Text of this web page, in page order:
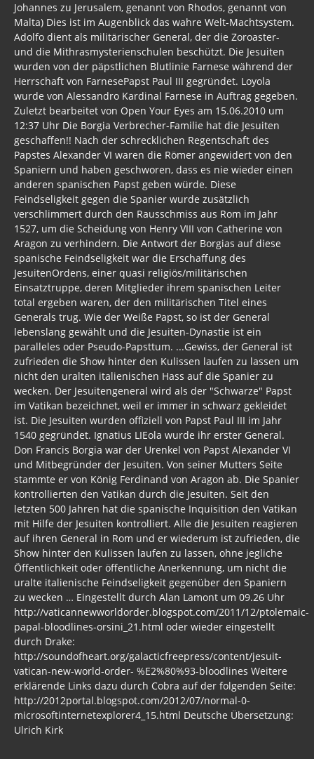
Johannes zu Jerusalem, genannt von Rhodos, genannt von
Malta) Dies ist im Augenblick das wahre Welt-Machtsystem.
Adolfo dient als militärischer General, der die Zoroaster-
und die Mithrasmysterienschulen beschützt. Die Jesuiten
wurden von der päpstlichen Blutlinie Farnese während der
Herrschaft von FarnesePapst Paul III gegründet. Loyola
wurde von Alessandro Kardinal Farnese in Auftrag gegeben.
Zuletzt bearbeitet von Open Your Eyes am 15.06.2010 um
12:37 Uhr Die Borgia Verbrecher-Familie hat die Jesuiten
geschaffen!! Nach der schrecklichen Regentschaft des
Papstes Alexander VI waren die Römer angewidert von den
Spaniern und haben geschworen, dass es nie wieder einen
anderen spanischen Papst geben würde. Diese
Feindseligkeit gegen die Spanier wurde zusätzlich
verschlimmert durch den Rausschmiss aus Rom im Jahr
1527, um die Scheidung von Henry VIII von Catherine von
Aragon zu verhindern. Die Antwort der Borgias auf diese
spanische Feindseligkeit war die Erschaffung des
JesuitenOrdens, einer quasi religiös/militärischen
Einsatztruppe, deren Mitglieder ihrem spanischen Leiter
total ergeben waren, der den militärischen Titel eines
Generals trug. Wie der Weiße Papst, so ist der General
lebenslang gewählt und die Jesuiten-Dynastie ist ein
paralleles oder Pseudo-Papsttum. ...Gewiss, der General ist
zufrieden die Show hinter den Kulissen laufen zu lassen um
nicht den uralten italienischen Hass auf die Spanier zu
wecken. Der Jesuitengeneral wird als der "Schwarze" Papst
im Vatikan bezeichnet, weil er immer in schwarz gekleidet
ist. Die Jesuiten wurden offiziell von Papst Paul III im Jahr
1540 gegründet. Ignatius LIEola wurde ihr erster General.
Don Francis Borgia war der Urenkel von Papst Alexander VI
und Mitbegründer der Jesuiten. Von seiner Mutters Seite
stammte er von König Ferdinand von Aragon ab. Die Spanier
kontrollierten den Vatikan durch die Jesuiten. Seit den
letzten 500 Jahren hat die spanische Inquisition den Vatikan
mit Hilfe der Jesuiten kontrolliert. Alle die Jesuiten reagieren
auf ihren General in Rom und er wiederum ist zufrieden, die
Show hinter den Kulissen laufen zu lassen, ohne jegliche
Öffentlichkeit oder öffentliche Anerkennung, um nicht die
uralte italienische Feindseligkeit gegenüber den Spaniern
zu wecken … Eingestellt durch Alan Lamont um 09.26 Uhr
http://vaticannewworldorder.blogspot.com/2011/12/ptolemaic-
papal-bloodlines-orsini_21.html oder wieder eingestellt
durch Drake:
http://soundofheart.org/galacticfreepress/content/jesuit-
vatican-new-world-order- %E2%80%93-bloodlines Weitere
erklärende Links dazu durch Cobra auf der folgenden Seite:
http://2012portal.blogspot.com/2012/07/normal-0-
microsoftinternetexplorer4_15.html Deutsche Übersetzung:
Ulrich Kirk